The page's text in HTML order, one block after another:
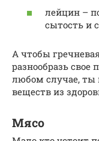
лейцин –
сытость и
А чтобы
разнообразь
любом случае,
веществ из
Мясо